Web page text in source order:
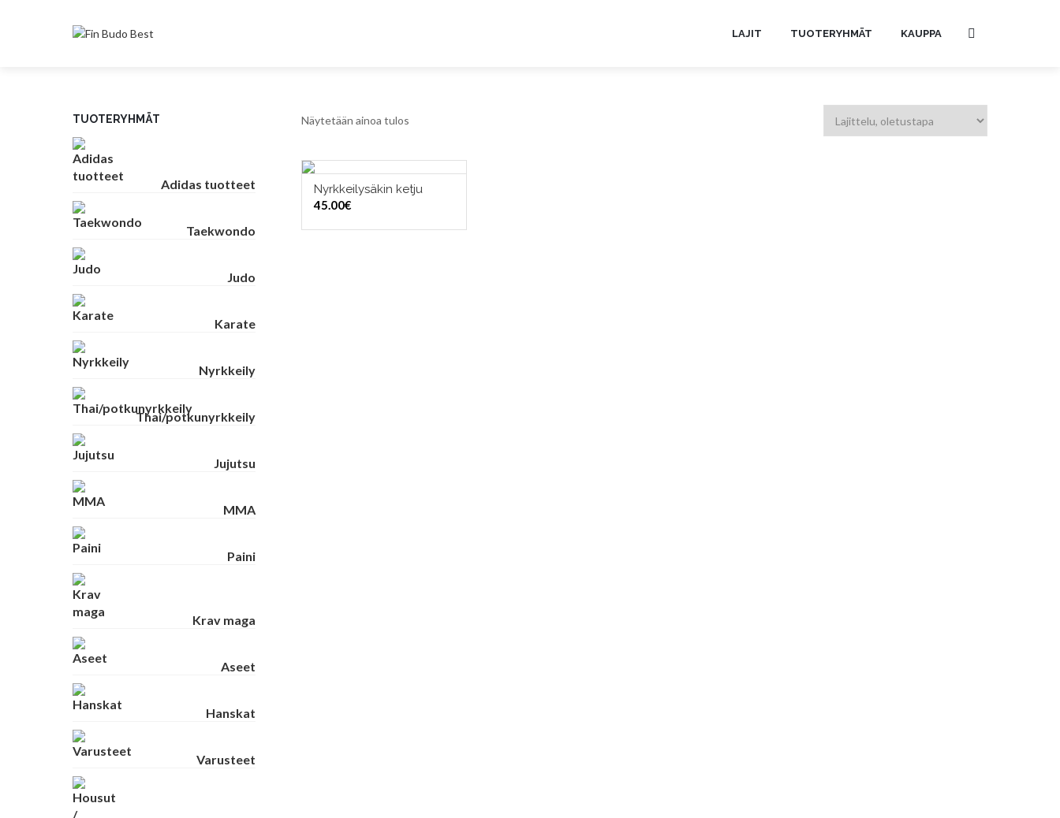
LAJIT TUOTERYHMÄT KAUPPA
Näytetään ainoa tulos
LISÄÄ OSTOSKORIIN
Nyrkkeilysäkin ketju
45.00€
TUOTERYHMÄT
Adidas tuotteet
Taekwondo
Judo
Karate
Nyrkkeily
Thai/potkunyrkkeily
Jujutsu
MMA
Paini
Krav maga
Aseet
Hanskat
Varusteet